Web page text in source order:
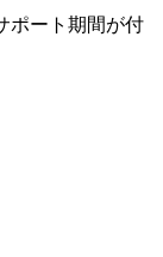
ポート期間が付